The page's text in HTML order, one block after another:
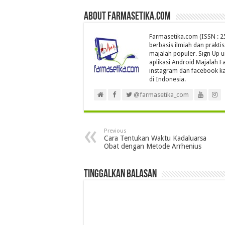
About farmasetika.com
Farmasetika.com (ISSN :
berbasis ilmiah dan
majalah populer. Sign Up
aplikasi Android Majalah
instagram dan facebook
di Indonesia.
@farmasetika_com
Previous
Cara Tentukan Waktu Kadaluarsa
Obat dengan Metode Arrhenius
Tinggalkan Balasan